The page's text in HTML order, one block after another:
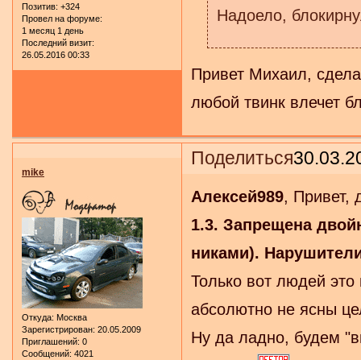
Позитив: +324
Провел на форуме:
1 месяц 1 день
Последний визит:
26.05.2016 00:33
Надоело,
Привет Михаил,
любой твинк влечет
Поделиться
mike
Откуда: Москва
Зарегистрирован: 20.05.2009
Приглашений: 0
Сообщений: 4021
Алексей989, Привет,
1.3. Запрещена
никами).
Только вот людей
абсолютно не ясны
Ну да ладно, будем